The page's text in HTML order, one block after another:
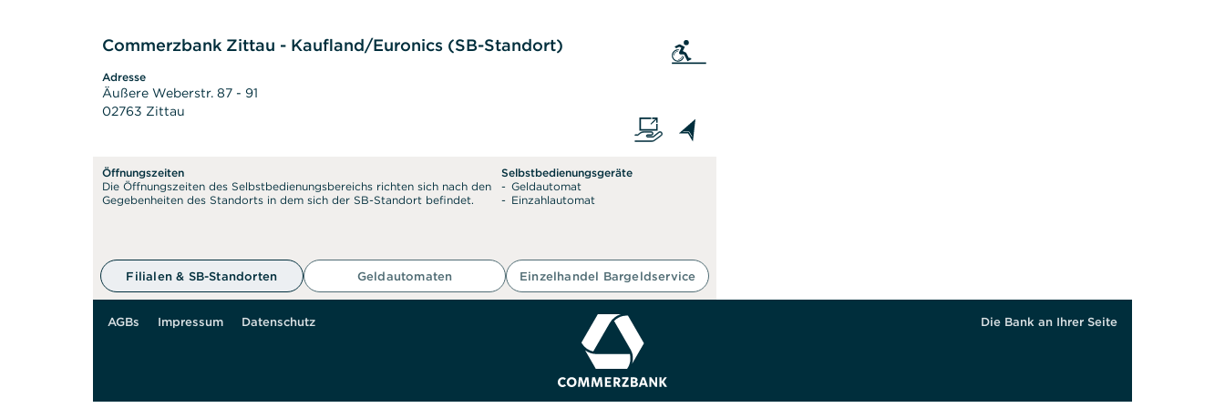
Commerzbank Zittau - Kaufland/Euronics (SB-Standort) Sie als auf den Rollstuhl angewiesene oder anderweitig gehbeeinträchtigte Person
Adresse
Äußere Weberstr. 87 - 91
02763 Zittau
Öffnungszeiten
Die Öffnungszeiten des Selbstbedienungsbereichs richten sich nach den
Gegebenheiten des Standorts in dem sich der SB-Standort befindet.
Selbstbedienungsgeräte
Geldautomat
Einzahlautomat
Filialen & SB-Standorten Geldautomaten Einzelhandel Bargeldservice
AGBs Impressum Datenschutz Die Bank an Ihrer Seite